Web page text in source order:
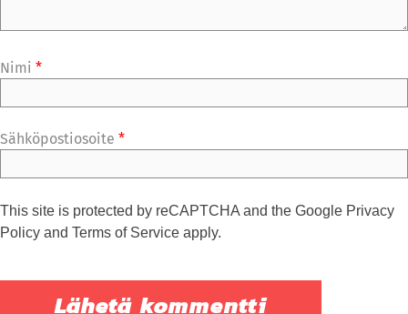
Nimi *
Sähköpostiosoite *
This site is protected by reCAPTCHA and the Google Privacy
Policy and Terms of Service apply.